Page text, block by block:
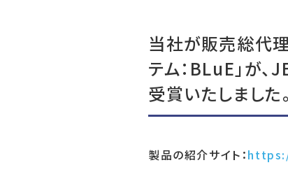
当社が販売総代
テム：BLuE」が
受賞いたしました。
製品の紹介サイト：